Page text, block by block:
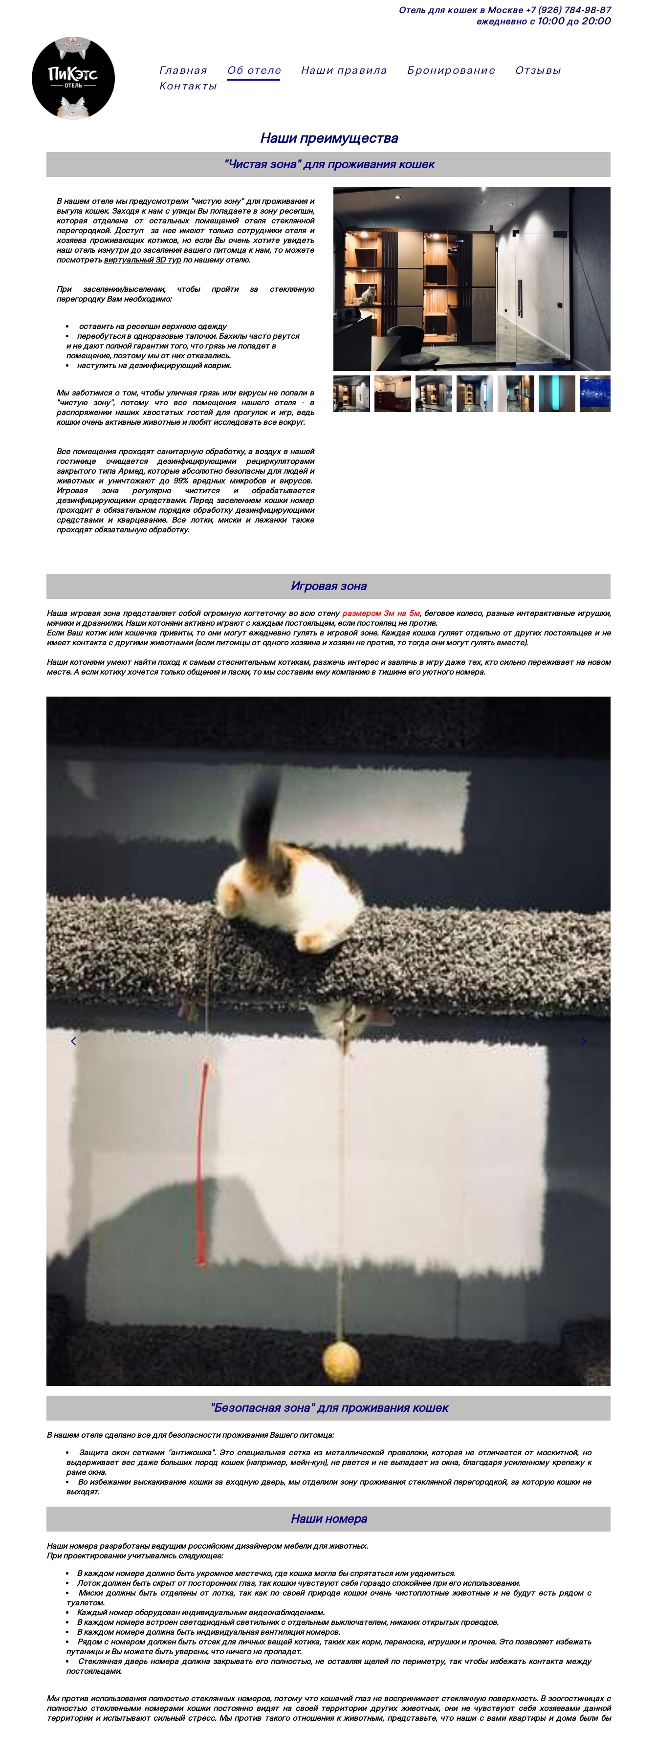
Отель для кошек в Москве +7 (926) 784-98-87
ежедневно с 10:00до 20:00
Главная Об отеле Наши правила Бронирование
Отзывы
Контакты
Наши преимущества
"Чистая зона" для проживания кошек
В нашем отеле мы предусмотрели "чистую зону" для проживания и
выгула кошек. Заходя к нам с улицы Вы попадаете в зону ресепшн,
которая отделена от остальных помещений отеля стеклянной
перегородкой. Доступ за нее имеют только сотрудники отеля и
хозяева проживающих котиков, но если Вы очень хотите увидеть
наш отель изнутри до заселения вашего питомца к нам, то можете
посмотреть виртуальный 3D турпо нашему отелю.
При заселении/выселении, чтобы пройти за стеклянную
перегородку Вам необходимо:
оставить на ресепшнверхнюю одежду
переобуться в одноразовые тапочки. Бахилы часто рвутся
и не дают полной гарантии того, что грязь не попадет в
помещение, поэтому мы от них отказались.
наступить на дезинфицирующий коврик.
​Мы заботимся о том, чтобы уличная грязь или вирусы не попали в
"чистую зону", потому что все помещения нашего отеля - в
распоряжении наших хвостатых гостей для прогулок и игр, ведь
кошки очень активные животные и любят исследовать все вокруг.
Все помещения проходят санитарную обработку, а воздух в нашей
гостинице очищаетсядезинфицирующими рециркуляторами
закрытого типа Армед, которые абсолютно безопасны для людей и
животных и уничтожают до 99% вредных микробов и вирусов.
Игровая зона регулярно чистится и обрабатывается
дезинфицирующими средствами. Перед заселением кошки номер
проходит в обязательном порядке обработку дезинфицирующими
средствами и кварцевание. Все лотки, миски и лежанки также
проходят обязательную обработку.
Игровая зона
Наша игровая зона представляет собой огромную когтеточку во всю стену размером 3м на 5м, беговое колесо, разные интерактивные игрушки,
мячики и дразнилки. Наши котоняни активно играют с каждым постояльцем, если постоялец не против.
Если Ваш котик или кошечка привиты, то они могут ежедневно гулять в игровой зоне. Каждая кошка гуляет отдельно от других постояльцев и не
имеет контакта с другими животными (если питомцы от одного хозяина и хозяин не против, то тогда они могут гулять вместе).
Наши котоняни умеют найти поход к самым стеснительным котикам, разжечь интерес и завлечь в игру даже тех, кто сильно переживает на новом
месте. А если котику хочется только общения и ласки, то мы составим ему компанию в тишине его уютного номера.
"Безопасная зона" для проживания кошек
В нашем отеле сделано все для безопасности проживания Вашего питомца:
Защита окон сетками "антикошка". Это специальная сетка из металлической проволоки, которая не отличается от москитной, но
выдерживает вес даже больших пород кошек (например, мейн-кун), не рвется и не выпадает из окна, благодаря усиленному крепежу к
раме окна.
Во избежании выскакивание кошки за входную дверь, мы отделили зону проживания стеклянной перегородкой, за которую кошки не
выходят.
Наши номера
Наши номера разработаны ведущим российским дизайнером мебели для животных.
При проектировании учитывались следующее:
В каждом номере должно быть укромное местечко, где кошка могла бы спрятаться или уединиться.
Лоток должен быть скрыт от посторонних глаз, так кошки чувствуют себя гораздо спокойнее при его использовании.
Миски должны быть отделены от лотка, так как по своей природе кошки очень чистоплотные животные и не будут есть рядом с
туалетом.
Каждый номер оборудован индивидуальным видеонаблюдением.
В каждом номере встроен светодиодный светильник с отдельным выключателем, никаких открытых проводов.
В каждом номере должна быть индивидуальная вентиляция номеров.
Рядом с номером должен быть отсек для личных вещей котика, таких как корм, переноска, игрушки и прочее. Это позволяет избежать
путаницы и Вы можете быть уверены, что ничего не пропадет.
Стеклянная дверь номера должна закрывать его полностью, не оставляя щелей по периметру, так чтобы избежать контакта между
постояльцами.
Мы против использования полностью стеклянных номеров, потому что кошачий глаз не воспринимает стеклянную поверхность. В зоогостиницах с
полностью стеклянными номерами кошки постоянно видят на своей территории других животных, они не чувствуют себя хозяевами данной
территории и испытывают сильный стресс. Мы против такого отношения к животным, представьте, что наши с вами квартиры и дома были бы